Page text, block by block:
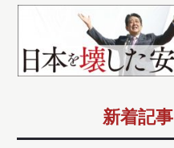
新着記事